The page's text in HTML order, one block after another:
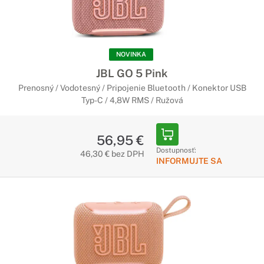
Maximálny zážitok z hudby
Reprodukcia zvuku vo Vašej kancelárií nikdy nebola
jednoduchšia. Pomocou skvelých technológií môžete
prepínať a ovládať funkcie prehrávania, a vychutnať si vďaka
nim svoje videá alebo hudbu.
Disky a SSD
Kvalitné disky v našej ponuke sa vyznačujú nielen vysokou
spoľahlivosťou, ale aj skvelou rýchlosťou čítania a zápisu.
Webkamery Logitech
Neprekonateľná výkonnosť. Výnimočná
všestrannosť
Vďaka prvotriednemu priemyselnému prevedeniu
predstavujú kamery Logitech špičku v segmente
samostatných videokamier. Konferenčné kamery Logitech
NOVINKA
JBL GO 5 Pink
Prenosný / Vodotesný / Pripojenie Bluetooth / Konektor USB
Typ-C / 4,8W RMS / Ružová
56,95 €
46,30 € bez DPH Dostupnosť:
INFORMUJTE SA